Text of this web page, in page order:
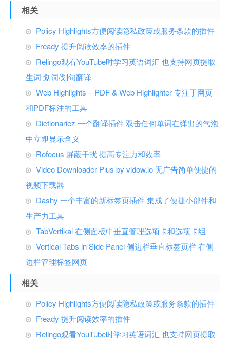
相关
Policy Highlights方便阅读隐私政策或服务条款的插件
Fready 提升阅读效率的插件
Relingo观看YouTube时学习英语词汇 也支持网页提取
生词 划词/划句翻译
Web Highlights – PDF & Web Highlighter 专注于网页
和PDF标注的工具
Dictionariez 一个翻译插件 双击任何单词在弹出的气泡
中立即显示含义
Rofocus 屏蔽干扰 提高专注力和效率
Video Downloader Plus by vidow.io 无广告简单便捷的
视频下载器
Dashy 一个丰富的新标签页插件 集成了便捷小部件和
生产力工具
TabVertikal 在侧面板中垂直管理选项卡和选项卡组
Vertical Tabs in Side Panel 侧边栏垂直标签页栏 在侧
边栏管理标签网页
相关
Policy Highlights方便阅读隐私政策或服务条款的插件
Fready 提升阅读效率的插件
Relingo观看YouTube时学习英语词汇 也支持网页提取